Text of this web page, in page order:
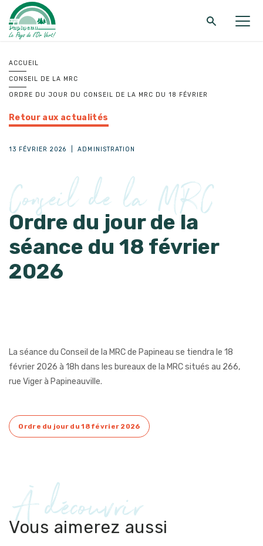
ACCUEIL
CONSEIL DE LA MRC
ORDRE DU JOUR DU CONSEIL DE LA MRC DU 18 FÉVRIER
Retour aux actualités
13 FÉVRIER 2026 ADMINISTRATION
Conseil de la MRC
Ordre du jour de la
séance du 18 février
2026
La séance du Conseil de la MRC de Papineau se tiendra le 18
février 2026 à 18h dans les bureaux de la MRC situés au 266,
rue Viger à Papineauville.
Ordre du jour du 18 février 2026
À découvrir
Vous aimerez aussi